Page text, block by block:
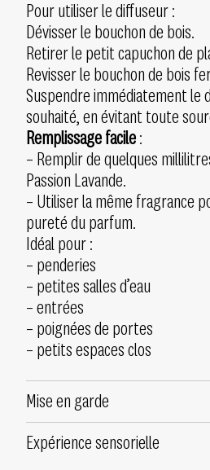
Pour utiliser le diffuseur :
Dévisser le bouchon de bois.
Retirer le petit capuchon de
Revisser le bouchon de bois
Suspendre immédiatement le
souhaité, en évitant toute
Remplissage facile :
– Remplir de quelques
Passion Lavande.
– Utiliser la même fragrance
pureté du parfum.
Idéal pour :
– penderies
– petites salles d’eau
– entrées
– poignées de portes
– petits espaces clos
Mise en garde
Expérience sensorielle